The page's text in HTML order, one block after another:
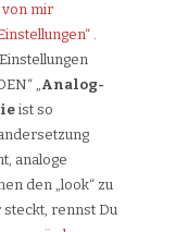
von mir
.
„Analog-
ist so
analoge
den „look“ zu
steckt, rennst Du